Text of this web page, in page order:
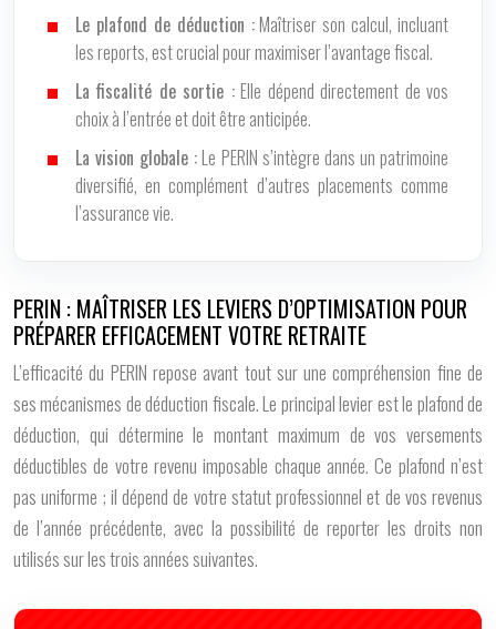
Le plafond de déduction :Maîtriser son calcul, incluant
les reports, est crucial pour maximiser l’avantage fiscal.
La fiscalité de sortie :Elle dépend directement de vos
choix à l’entrée et doit être anticipée.
La vision globale :Le PERIN s’intègre dans un patrimoine
diversifié, en complément d’autres placements comme
l’assurance vie.
PERIN : MAÎTRISER LES LEVIERS D’OPTIMISATION POUR
PRÉPARER EFFICACEMENT VOTRE RETRAITE
L’efficacité du PERIN repose avant tout sur une compréhension fine de
ses mécanismes de déduction fiscale. Le principal levier est le plafond de
déduction, qui détermine le montant maximum de vos versements
déductibles de votre revenu imposable chaque année. Ce plafond n’est
pas uniforme ; il dépend de votre statut professionnel et de vos revenus
de l’année précédente, avec la possibilité de reporter les droits non
utilisés sur les trois années suivantes.